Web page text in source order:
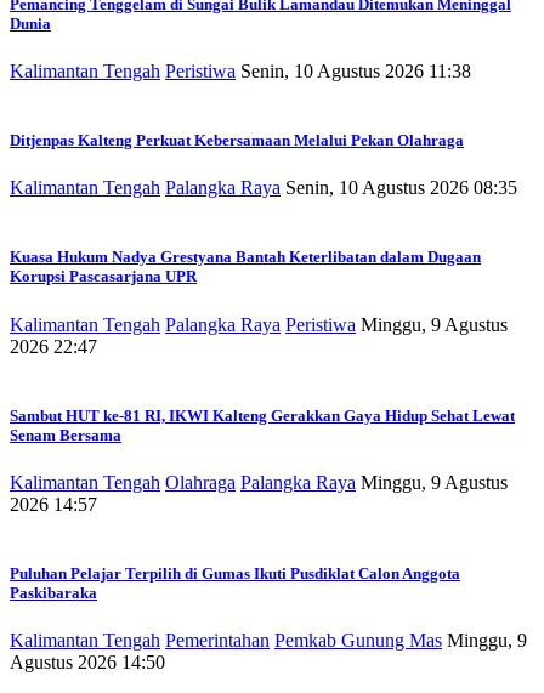
Pemancing Tenggelam di Sungai Bulik Lamandau Ditemukan Meninggal
Dunia
Kalimantan Tengah Peristiwa Senin, 10 Agustus 2026 11:38
Ditjenpas Kalteng Perkuat Kebersamaan Melalui Pekan Olahraga
Kalimantan Tengah Palangka Raya Senin, 10 Agustus 2026 08:35
Kuasa Hukum Nadya Grestyana Bantah Keterlibatan dalam Dugaan
Korupsi Pascasarjana UPR
Kalimantan Tengah Palangka Raya Peristiwa Minggu, 9 Agustus
2026 22:47
Sambut HUT ke-81 RI, IKWI Kalteng Gerakkan Gaya Hidup Sehat Lewat
Senam Bersama
Kalimantan Tengah Olahraga Palangka Raya Minggu, 9 Agustus
2026 14:57
Puluhan Pelajar Terpilih di Gumas Ikuti Pusdiklat Calon Anggota
Paskibaraka
Kalimantan Tengah Pemerintahan Pemkab Gunung Mas Minggu, 9
Agustus 2026 14:50